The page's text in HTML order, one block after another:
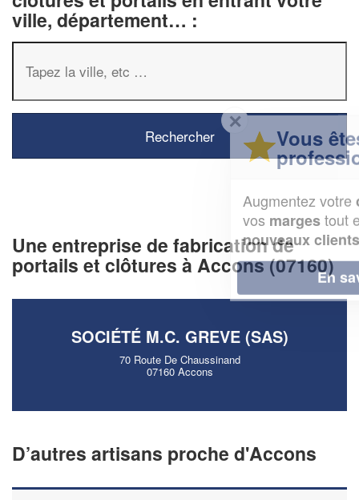
ville, département… :
Une entreprise de fabrication de
portails et clôtures à Accons (07160)
SOCIÉTÉ M.C. GREVE (SAS)
70 Route De Chaussinand
07160 Accons
D’autres artisans proche d'Accons
✕
Vous êtes un
professionnel ?
chiffre d'affaireset
tout en gagnant de
nouveaux clients!
En savoir plus